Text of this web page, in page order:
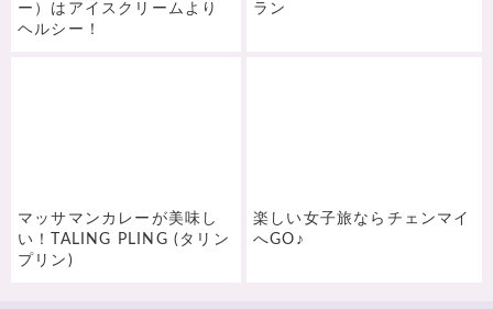
ー）はアイスクリームより
ヘルシー！
ラン
マッサマンカレーが美味し
い！TALING PLING (タリン
プリン)
楽しい女子旅ならチェンマイ
へGO♪